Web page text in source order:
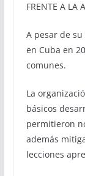
FRENTE A LA
A pesar de
en Cuba en
comunes.
La
básicos
permitieron
además
lecciones